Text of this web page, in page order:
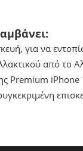
για να
από το
Premium iPhone